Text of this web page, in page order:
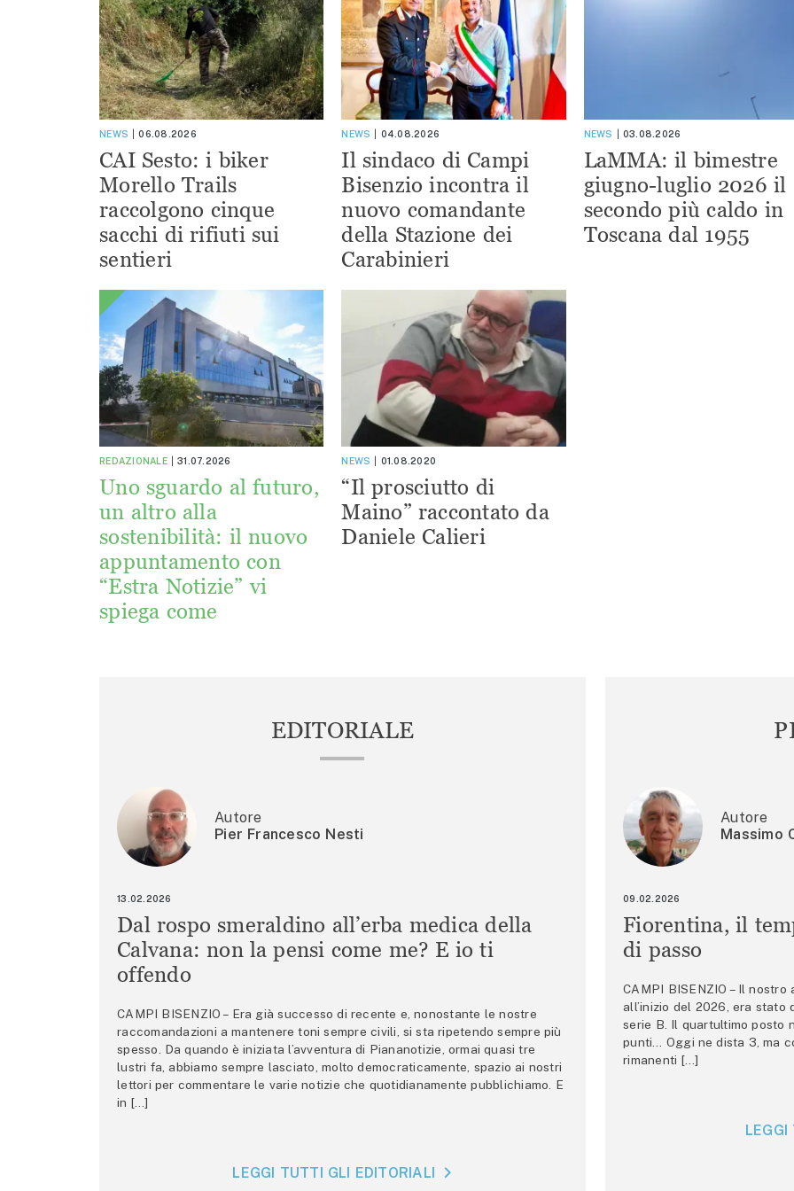
NEWS 06.08.2026
CAI Sesto: i biker
Morello Trails
raccolgono cinque
sacchi di rifiuti sui
sentieri
NEWS 04.08.2026
Il sindaco di Campi
Bisenzio incontra il
nuovo comandante
della Stazione dei
Carabinieri
NEWS 03.08.2026
LaMMA: il bimestre
giugno-luglio 2026 il
secondo più caldo in
Toscana dal 1955
REDAZIONALE 31.07.2026
Uno sguardo al futuro,
un altro alla
sostenibilità: il nuovo
appuntamento con
“Estra Notizie” vi
spiega come
NEWS 01.08.2020
“Il prosciutto di
Maino” raccontato da
Daniele Calieri
EDITORIALE
Autore
Pier Francesco Nesti
13.02.2026
Dal rospo smeraldino all’erba medica della
Calvana: non la pensi come me? E io ti
offendo
CAMPI BISENZIO – Era già successo di recente e, nonostante le nostre
raccomandazioni a mantenere toni sempre civili, si sta ripetendo sempre più
spesso. Da quando è iniziata l’avventura di Piananotizie, ormai quasi tre
lustri fa, abbiamo sempre lasciato, molto democraticamente, spazio ai nostri
lettori per commentare le varie notizie che quotidianamente pubblichiamo. E
in […]
LEGGI TUTTI GLI EDITORIALI
Autore
Massimo
09.02.2026
Fiorentina, il
di passo
CAMPI BISENZIO – Il
all’inizio del 2026, era stato
serie B. Il quartultimo posto
punti… Oggi ne dista 3, ma
rimanenti […]